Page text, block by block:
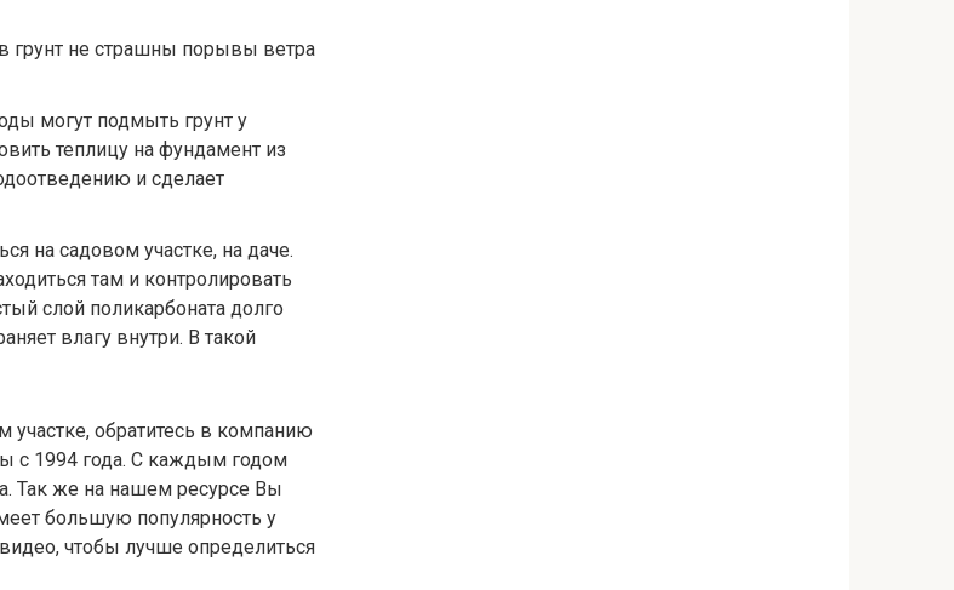
грунт не страшны порывы ветра
могут подмыть грунт у
теплицу на фундамент из
и сделает
на садовом участке, на даче.
там и контролировать
слой поликарбоната долго
влагу внутри. В такой
участке, обратитесь в компанию
с 1994 года. С каждым годом
Так же на нашем ресурсе Вы
большую популярность у
чтобы лучше определиться